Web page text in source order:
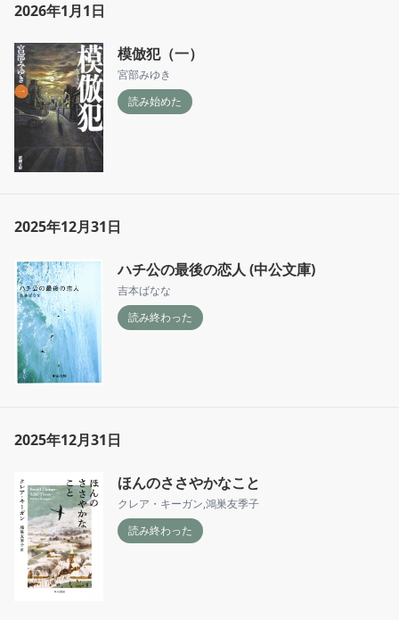
2026年1月1日
模倣犯（一）
宮部みゆき
読み始めた
2025年12月31日
ハチ公の最後の恋人 (中公文庫)
吉本ばなな
読み終わった
2025年12月31日
ほんのささやかなこと
クレア・キーガン,鴻巣友季子
読み終わった